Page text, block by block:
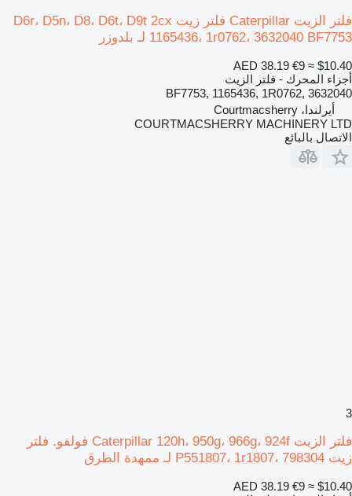
فلتر الزيت Caterpillar فلتر زيت D6r، D5n، D8، D6t، D9t 2cx
1165436، 1r0762، 3632040 BF7753 لـ بلدوزر
AED 38.19 €9 ≈ $10.40
أجزاء المحرك - فلتر الزيت
BF7753, 1165436, 1R0762, 3632040
أيرلندا، Courtmacsherry
COURTMACSHERRY MACHINERY LTD
الاتصال بالبائع
3
فلتر الزيت Caterpillar 120h، 950g، 966g، 924f فولفو. فلتر
زيت P551807، 1r1807، 798304 لـ ممهدة الطرق
AED 38.19 €9 ≈ $10.40